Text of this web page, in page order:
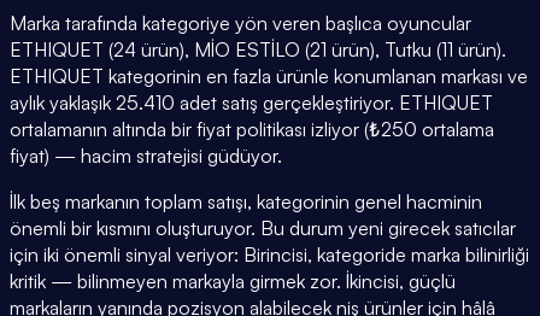
Marka tarafında kategoriye yön veren başlıca oyuncular
ETHIQUET (24 ürün), MİO ESTİLO (21 ürün), Tutku (11 ürün).
ETHIQUET kategorinin en fazla ürünle konumlanan markası ve
aylık yaklaşık 25.410 adet satış gerçekleştiriyor. ETHIQUET
ortalamanın altında bir fiyat politikası izliyor (₺250 ortalama
fiyat) — hacim stratejisi güdüyor.
İlk beş markanın toplam satışı, kategorinin genel hacminin
önemli bir kısmını oluşturuyor. Bu durum yeni girecek satıcılar
için iki önemli sinyal veriyor: Birincisi, kategoride marka bilinirliği
kritik — bilinmeyen markayla girmek zor. İkincisi, güçlü
markaların yanında pozisyon alabilecek niş ürünler için hâlâ